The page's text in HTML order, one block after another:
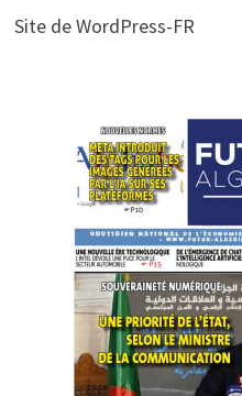
Site de WordPress-FR